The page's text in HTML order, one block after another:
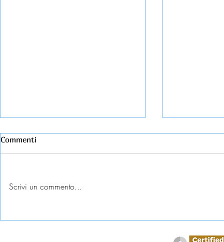
Commenti
Scrivi un commento...